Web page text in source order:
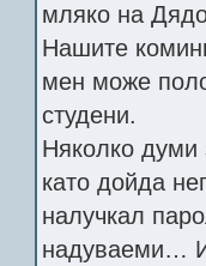
мляко на
Нашите
мен може
студени.
Няколко
като дойда
налучкал
надуваеми…